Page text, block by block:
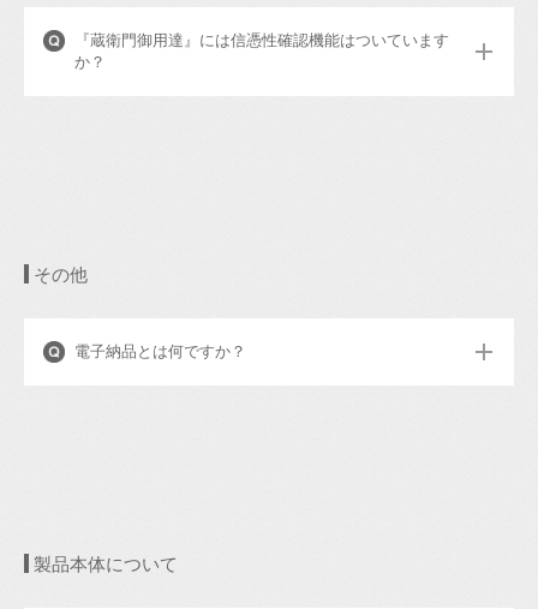
『蔵衛門御用達』には信憑性確認機能はついています
か？
その他
電子納品とは何ですか？
製品本体について